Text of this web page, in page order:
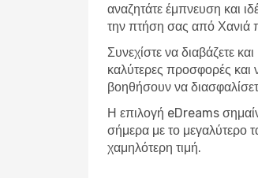
αναζητάτε έμπνευση και
την πτήση σας από Χανιά
Συνεχίστε να διαβάζετε
καλύτερες προσφορές και
βοηθήσουν να
Η επιλογή eDreams
σήμερα με το μεγαλύτερο
χαμηλότερη τιμή.